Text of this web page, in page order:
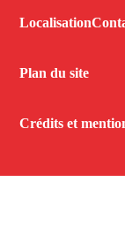
Localisation
Plan du site
Crédits et